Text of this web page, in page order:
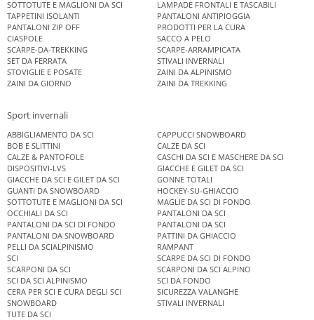
SOTTOTUTE E MAGLIONI DA SCI
LAMPADE FRONTALI E TASCABILI
TAPPETINI ISOLANTI
PANTALONI ANTIPIOGGIA
PANTALONI ZIP OFF
PRODOTTI PER LA CURA
CIASPOLE
SACCO A PELO
SCARPE-DA-TREKKING
SCARPE-ARRAMPICATA
SET DA FERRATA
STIVALI INVERNALI
STOVIGLIE E POSATE
ZAINI DA ALPINISMO
ZAINI DA GIORNO
ZAINI DA TREKKING
Sport invernali
ABBIGLIAMENTO DA SCI
CAPPUCCI SNOWBOARD
BOB E SLITTINI
CALZE DA SCI
CALZE & PANTOFOLE
CASCHI DA SCI E MASCHERE DA SCI
DISPOSITIVI-LVS
GIACCHE E GILET DA SCI
GIACCHE DA SCI E GILET DA SCI
GONNE TOTALI
GUANTI DA SNOWBOARD
HOCKEY-SU-GHIACCIO
SOTTOTUTE E MAGLIONI DA SCI
MAGLIE DA SCI DI FONDO
OCCHIALI DA SCI
PANTALONI DA SCI
PANTALONI DA SCI DI FONDO
PANTALONI DA SCI
PANTALONI DA SNOWBOARD
PATTINI DA GHIACCIO
PELLI DA SCIALPINISMO
RAMPANT
SCI
SCARPE DA SCI DI FONDO
SCARPONI DA SCI
SCARPONI DA SCI ALPINO
SCI DA SCI ALPINISMO
SCI DA FONDO
CERA PER SCI E CURA DEGLI SCI
SICUREZZA VALANGHE
SNOWBOARD
STIVALI INVERNALI
TUTE DA SCI